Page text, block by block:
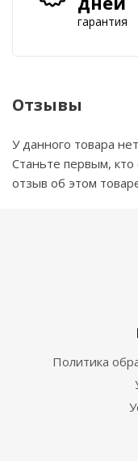
гарантия
Отзывы
У данного товара
Станьте первым, кто
отзыв об этом
Политика